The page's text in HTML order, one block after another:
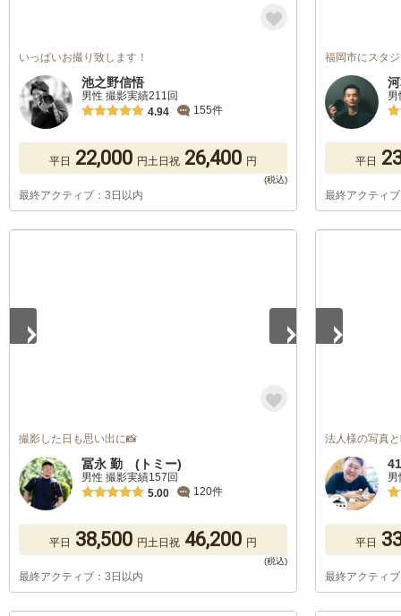
いっぱいお撮り致します！
池之野信悟
男性 撮影実績211回
4.94
155件
平日 22,000 円土日祝 26,400 円
最終アクティブ：3日以内
福岡市にスタ
平日
最終アクティ
撮影した日も思い出に📸
冨永 勤 (トミー)
男性 撮影実績157回
5.00
120件
平日 38,500 円土日祝 46,200 円
最終アクティブ：3日以内
法人様の写真
平日
最終アクティ